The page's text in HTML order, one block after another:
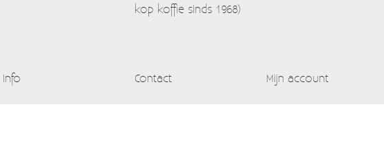
kop koffie sinds 1968)
Info Contact Mijn account